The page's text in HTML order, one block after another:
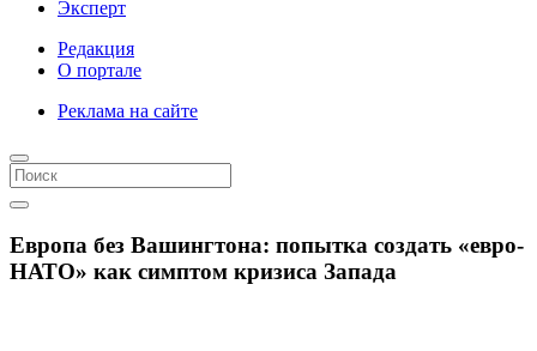
Эксперт
Редакция
О портале
Реклама на сайте
Европа без Вашингтона: попытка создать «евро-
НАТО» как симптом кризиса Запада